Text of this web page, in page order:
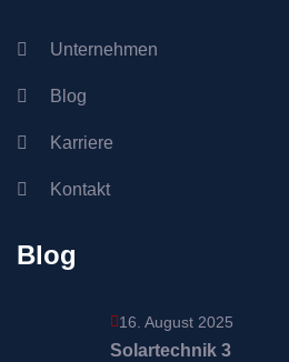
Unternehmen
Blog
Karriere
Kontakt
Blog
16. August 2025
Solartechnik 3